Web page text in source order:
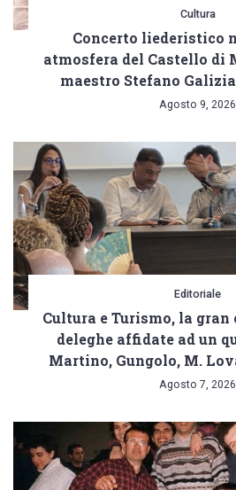
Cultura
Concerto liederistico
atmosfera del Castello di
maestro Stefano
Agosto 9, 2026
Editoriale
Cultura e Turismo, la
deleghe affidate ad un
Martino, Gungolo, M.
Agosto 7, 2026